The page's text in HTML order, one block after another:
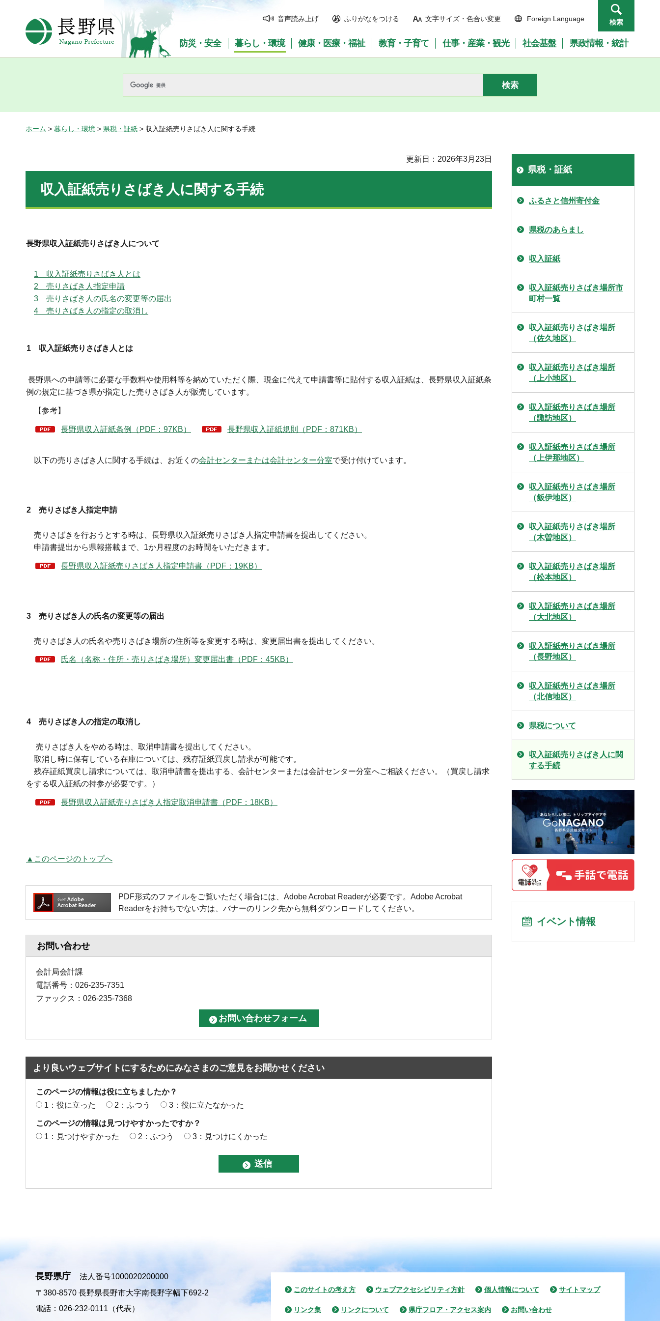
長野県Nagano Prefecture
音声読み上げ ふりがなをつける 文字サイズ・色合い変更 Foreign Language 検索
防災・安全 暮らし・環境 健康・医療・福祉 教育・子育て 仕事・産業・観光 社会基盤 県政情報・統計
ホーム > 暮らし・環境 > 県税・証紙 > 収入証紙売りさばき人に関する手続
更新日：2026年3月23日
収入証紙売りさばき人に関する手続
長野県収入証紙売りさばき人について
1 収入証紙売りさばき人とは
2 売りさばき人指定申請
3 売りさばき人の氏名の変更等の届出
4 売りさばき人の指定の取消し
1 収入証紙売りさばき人とは
長野県への申請等に必要な手数料や使用料等を納めていただく際、現金に代えて申請書等に貼付する収入証紙は、長野県収入証紙条
例の規定に基づき県が指定した売りさばき人が販売しています。
【参考】
長野県収入証紙条例（PDF：97KB） 長野県収入証紙規則（PDF：871KB）
以下の売りさばき人に関する手続は、お近くの会計センターまたは会計センター分室で受け付けています。
2 売りさばき人指定申請
売りさばきを行おうとする時は、長野県収入証紙売りさばき人指定申請書を提出してください。
申請書提出から県報搭載まで、1か月程度のお時間をいただきます。
長野県収入証紙売りさばき人指定申請書（PDF：19KB）
3 売りさばき人の氏名の変更等の届出
売りさばき人の氏名や売りさばき場所の住所等を変更する時は、変更届出書を提出してください。
氏名（名称・住所・売りさばき場所）変更届出書（PDF：45KB）
4 売りさばき人の指定の取消し
売りさばき人をやめる時は、取消申請書を提出してください。
取消し時に保有している在庫については、残存証紙買戻し請求が可能です。
残存証紙買戻し請求については、取消申請書を提出する、会計センターまたは会計センター分室へご相談ください。（買戻し請求
をする収入証紙の持参が必要です。）
長野県収入証紙売りさばき人指定取消申請書（PDF：18KB）
▲このページのトップへ
PDF形式のファイルをご覧いただく場合には、Adobe Acrobat Readerが必要です。Adobe Acrobat
Readerをお持ちでない方は、バナーのリンク先から無料ダウンロードしてください。
お問い合わせ
会計局会計課
電話番号：026-235-7351
ファックス：026-235-7368
より良いウェブサイトにするためにみなさまのご意見をお聞かせください
このページの情報は役に立ちましたか？
1：役に立った
2：ふつう 3：役に立たなかった
このページの情報は見つけやすかったですか？
1：見つけやすかった
2：ふつう 3：見つけにくかった
県税・証紙
ふるさと信州寄付金
県税のあらまし
収入証紙
収入証紙売りさばき場所市
町村一覧
収入証紙売りさばき場所
（佐久地区）
収入証紙売りさばき場所
（上小地区）
収入証紙売りさばき場所
（諏訪地区）
収入証紙売りさばき場所
（上伊那地区）
収入証紙売りさばき場所
（飯伊地区）
収入証紙売りさばき場所
（木曽地区）
収入証紙売りさばき場所
（松本地区）
収入証紙売りさばき場所
（大北地区）
収入証紙売りさばき場所
（長野地区）
収入証紙売りさばき場所
（北信地区）
県税について
収入証紙売りさばき人に関
する手続
イベント情報
長野県庁
法人番号1000020200000
〒380-8570 長野県長野市大字南長野字幅下692-2
電話：026-232-0111（代表）
このサイトの考え方 ウェブアクセシビリティ方針 個人情報について サイトマップ
リンク集 リンクについて 県庁フロア・アクセス案内 お問い合わせ